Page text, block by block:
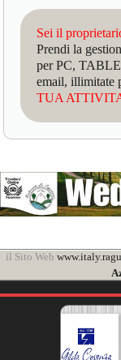
Sei il
Prendi la
per PC,
email, illimitate
TUA
il Sito Web